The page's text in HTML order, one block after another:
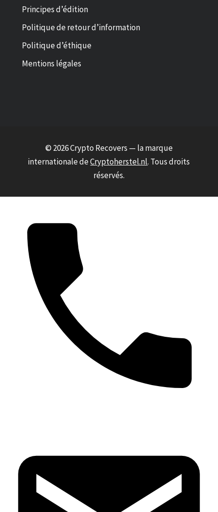
Principes d’édition
Politique de retour d’information
Politique d’éthique
Mentions légales
© 2026 Crypto Recovers — la marque
internationale deCryptoherstel.nl. Tous droits
réservés.